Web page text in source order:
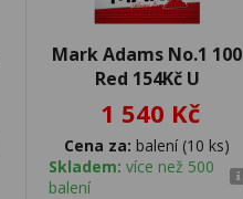
Mark Adams No.1 100
Red 154Kč U
1 540 Kč
Cena za: balení (10 ks)
Skladem: více než 500
balení